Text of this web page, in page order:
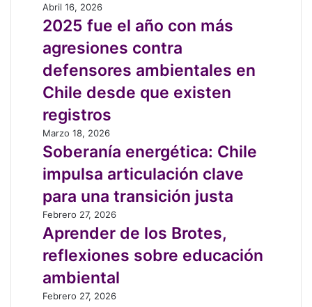
Flamenco
andino
justas
2025
fue
año
con
más
agresiones
contra
defensores
ambientales
en
Chile
desde
que
existen
registros
Abril 16, 2026
2025 fue el año con más
agresiones contra
defensores ambientales en
Chile desde que existen
registros
Soberanía
energética:
impulsa
articulación
clave
para
una
transición
justa
Marzo 18, 2026
Soberanía energética: Chile
impulsa articulación clave
para una transición justa
Aprender
de
Brotes,
reflexiones
sobre
educación
Febrero 27, 2026
Aprender de los Brotes,
reflexiones sobre educación
ambiental
Y
Febrero 27, 2026